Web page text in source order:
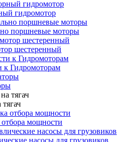
гидромотор
поршневые моторы
шестеренный
к Гидромоторам
мощности
насосы для грузовиков